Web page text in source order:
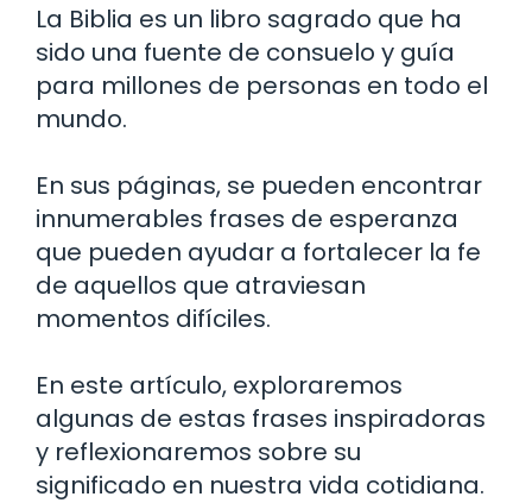
La Biblia es un libro sagrado que ha
sido una fuente de consuelo y guía
para millones de personas en todo el
mundo.
En sus páginas, se pueden encontrar
innumerables frases de esperanza
que pueden ayudar a fortalecer la fe
de aquellos que atraviesan
momentos difíciles.
En este artículo, exploraremos
algunas de estas frases inspiradoras
y reflexionaremos sobre su
significado en nuestra vida cotidiana.